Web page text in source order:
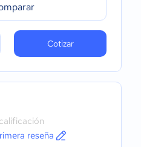
Cotizar
reseña